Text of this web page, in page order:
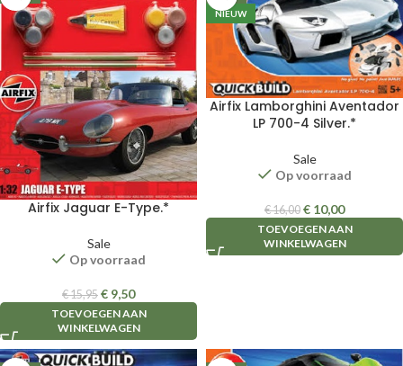
Airfix Jaguar E-Type.*
Sale
Op voorraad
€15,95 € 9,50
TOEVOEGEN AAN
WINKELWAGEN
NIEUW
Airfix Lamborghini Aventador
LP 700-4 Silver.*
Sale
Op voorraad
€16,00 € 10,00
TOEVOEGEN AAN
WINKELWAGEN